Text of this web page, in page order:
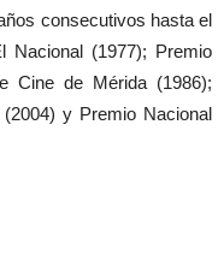
consecutivos hasta el
Nacional (1977); Premio
Cine de Mérida (1986);
y Premio Nacional